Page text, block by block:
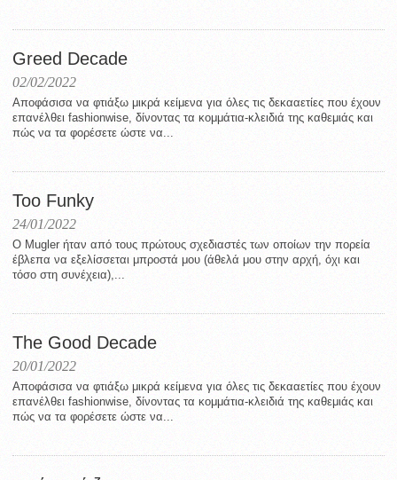
Greed Decade
02/02/2022
Aποφάσισα να φτιάξω μικρά κείμενα για όλες τις δεκααετίες που έχουν
επανέλθει fashionwise, δίνοντας τα κομμάτια-κλειδιά της καθεμιάς και
πώς να τα φορέσετε ώστε να...
Too Funky
24/01/2022
Ο Mugler ήταν από τους πρώτους σχεδιαστές των οποίων την πορεία
έβλεπα να εξελίσσεται μπροστά μου (άθελά μου στην αρχή, όχι και
τόσο στη συνέχεια),...
The Good Decade
20/01/2022
Aποφάσισα να φτιάξω μικρά κείμενα για όλες τις δεκααετίες που έχουν
επανέλθει fashionwise, δίνοντας τα κομμάτια-κλειδιά της καθεμιάς και
πώς να τα φορέσετε ώστε να...